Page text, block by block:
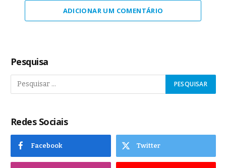
ADICIONAR UM COMENTÁRIO
Pesquisa
Redes Sociais
Facebook Twitter